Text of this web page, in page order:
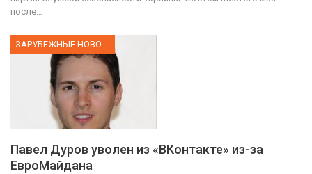
после…
ЗАРУБЕЖНЫЕ НОВОСТИ
Павел Дуров уволен из «ВКонтакте» из-за
ЕвроМайдана